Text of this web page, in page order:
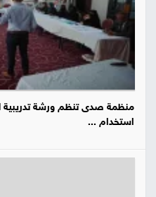
استخدام ...